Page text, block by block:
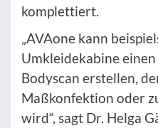
komplettiert.
„AVAone kann
Umkleidekabine
Bodyscan erstellen,
Maßkonfektion oder
wird“, sagt Dr. Helga